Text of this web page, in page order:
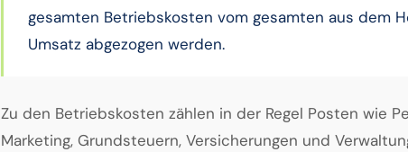
gesamten Betriebskosten vom gesamten aus dem
Umsatz abgezogen werden.
Zu den Betriebskosten zählen in der Regel Posten wie
Marketing, Grundsteuern, Versicherungen und